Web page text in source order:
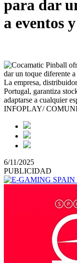
para dar
a eventos
La empresa,
Portugal, garantiza
adaptarse a cualquier
INFOPLAY/
6/11/2025
PUBLICIDAD